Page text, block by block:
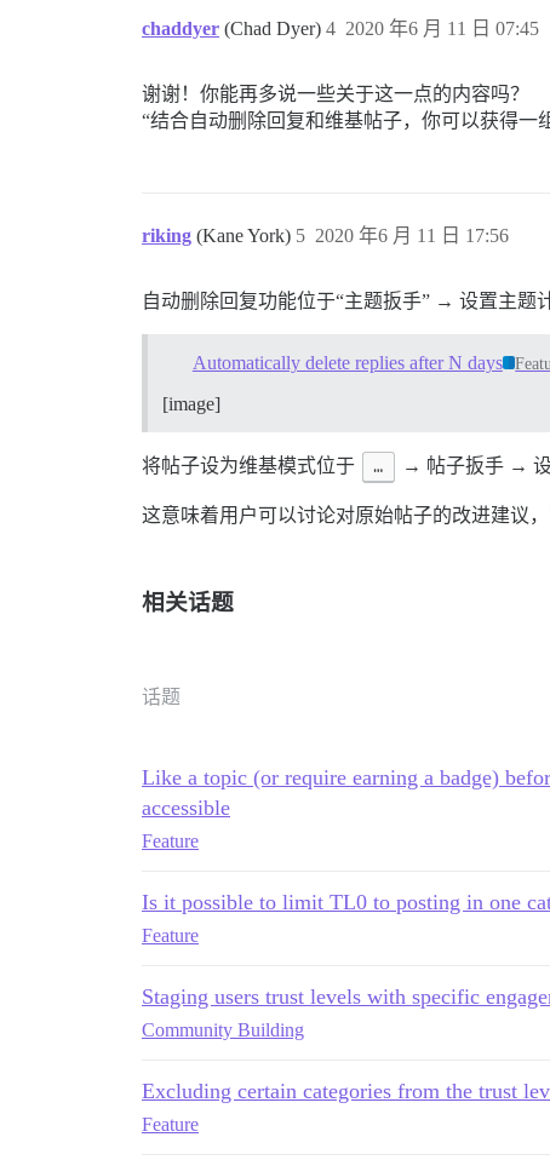
chaddyer (Chad Dyer) 2020 年6 月 11 日 07:45
4
谢谢！你能再多说一些关于这一点的内容吗？
“结合自动删除回复和维基帖子，你可以获得一
riking (Kane York) 2020 年6 月 11 日 17:56
5
自动删除回复功能位于“主题扳手” → 设置主题
Automatically delete replies after N days
[image]
将帖子设为维基模式位于 … → 帖子扳手 → 设
这意味着用户可以讨论对原始帖子的改进建议
相关话题
话题
Like a topic (or require earning a badge)
accessible
Feature
Is it possible to limit TL0 to posting in one
Feature
Staging users trust levels with specific
Community Building
Excluding certain categories from the trust
Feature